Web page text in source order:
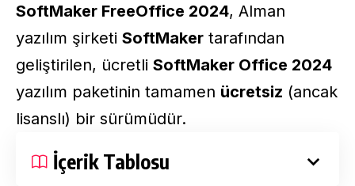
SoftMaker FreeOffice 2024, Alman
yazılım şirketi SoftMaker tarafından
geliştirilen, ücretli SoftMaker Office 2024
yazılım paketinin tamamen ücretsiz (ancak
lisanslı) bir sürümüdür.
İçerik Tablosu